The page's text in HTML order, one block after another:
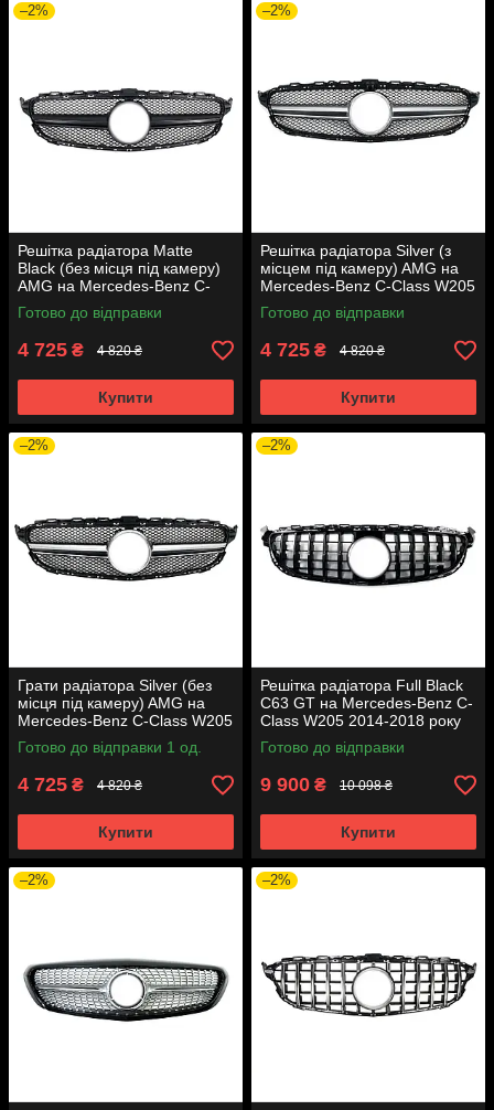
–2%
Решітка радіатора Matte
Black (без місця під камеру)
AMG на Mercedes-Benz C-
Class W205 2014-2018 року
Готово до відправки
4 725 ₴ 4 820 ₴
Купити
–2%
Решітка радіатора Silver (з
місцем під камеру) AMG на
Mercedes-Benz C-Class W205
2014-2018 року
Готово до відправки
4 725 ₴ 4 820 ₴
Купити
–2%
Грати радіатора Silver (без
місця під камеру) AMG на
Mercedes-Benz C-Class W205
2014-2018 року
Готово до відправки 1 од.
4 725 ₴ 4 820 ₴
Купити
–2%
Решітка радіатора Full Black
C63 GT на Mercedes-Benz C-
Class W205 2014-2018 року
Готово до відправки
9 900 ₴ 10 098 ₴
Купити
–2% –2%